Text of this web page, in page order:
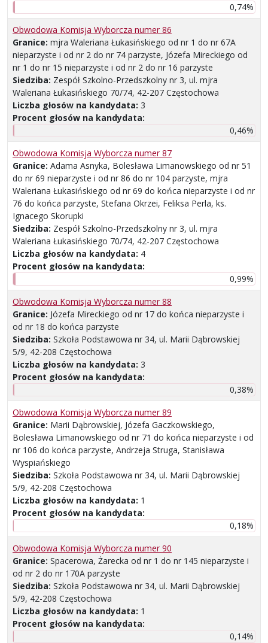
0,74%
Obwodowa Komisja Wyborcza numer 86
Granice: mjra Waleriana Łukasińskiego od nr 1 do nr 67A
nieparzyste i od nr 2 do nr 74 parzyste, Józefa Mireckiego od
nr 1 do nr 15 nieparzyste i od nr 2 do nr 16 parzyste
Siedziba: Zespół Szkolno-Przedszkolny nr 3, ul. mjra
Waleriana Łukasińskiego 70/74, 42-207 Częstochowa
Liczba głosów na kandydata: 3
Procent głosów na kandydata:
0,46%
Obwodowa Komisja Wyborcza numer 87
Granice: Adama Asnyka, Bolesława Limanowskiego od nr 51
do nr 69 nieparzyste i od nr 86 do nr 104 parzyste, mjra
Waleriana Łukasińskiego od nr 69 do końca nieparzyste i od nr
76 do końca parzyste, Stefana Okrzei, Feliksa Perla, ks.
Ignacego Skorupki
Siedziba: Zespół Szkolno-Przedszkolny nr 3, ul. mjra
Waleriana Łukasińskiego 70/74, 42-207 Częstochowa
Liczba głosów na kandydata: 4
Procent głosów na kandydata:
0,99%
Obwodowa Komisja Wyborcza numer 88
Granice: Józefa Mireckiego od nr 17 do końca nieparzyste i
od nr 18 do końca parzyste
Siedziba: Szkoła Podstawowa nr 34, ul. Marii Dąbrowskiej
5/9, 42-208 Częstochowa
Liczba głosów na kandydata: 3
Procent głosów na kandydata:
0,38%
Obwodowa Komisja Wyborcza numer 89
Granice: Marii Dąbrowskiej, Józefa Gaczkowskiego,
Bolesława Limanowskiego od nr 71 do końca nieparzyste i od
nr 106 do końca parzyste, Andrzeja Struga, Stanisława
Wyspiańskiego
Siedziba: Szkoła Podstawowa nr 34, ul. Marii Dąbrowskiej
5/9, 42-208 Częstochowa
Liczba głosów na kandydata: 1
Procent głosów na kandydata:
0,18%
Obwodowa Komisja Wyborcza numer 90
Granice: Spacerowa, Żarecka od nr 1 do nr 145 nieparzyste i
od nr 2 do nr 170A parzyste
Siedziba: Szkoła Podstawowa nr 34, ul. Marii Dąbrowskiej
5/9, 42-208 Częstochowa
Liczba głosów na kandydata: 1
Procent głosów na kandydata:
0,14%